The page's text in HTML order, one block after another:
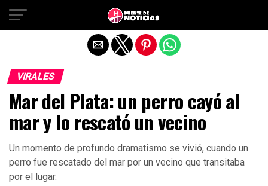
VIRALES
Mar del Plata: un perro cayó al
mar y lo rescató un vecino
Un momento de profundo dramatismo se vivió, cuando un
perro fue rescatado del mar por un vecino que transitaba
por el lugar.
Salir de la versión móvil